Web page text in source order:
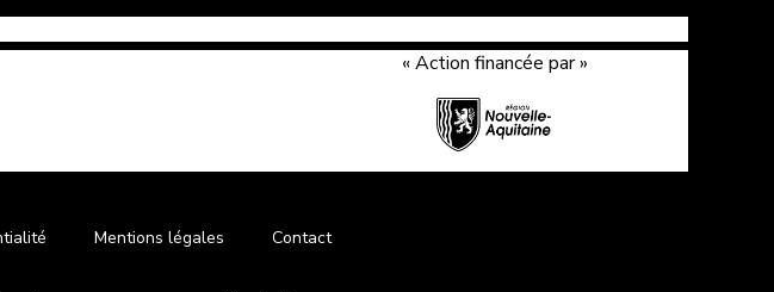
« Action financée par »
Mentions légales Contact